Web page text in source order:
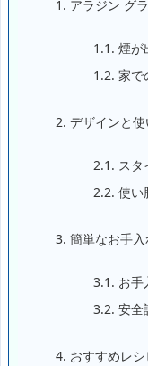
1. アラジン グ
1.1. 煙が
1.2. 家で
2. デザインと
2.1. スタ
2.2. 使い
3. 簡単なお手
3.1. お手
3.2. 安全
4. おすすめレ